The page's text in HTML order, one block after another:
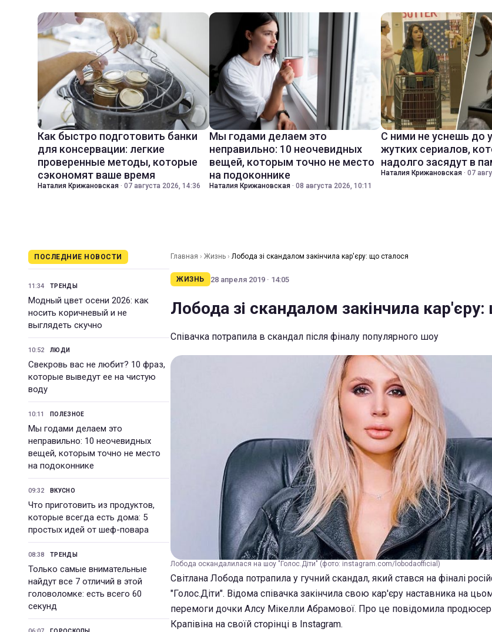
Как быстро подготовить банки
для консервации: легкие
проверенные методы, которые
сэкономят ваше время
Наталия Крижановская · 07 августа 2026, 14:36
Мы годами делаем это
неправильно: 10 неочевидных
вещей, которым точно не место
на подоконнике
Наталия Крижановская · 08 августа 2026, 10:11
С ними не уснешь до
жутких сериалов,
надолго засядут в
Наталия Крижановская · 07
ПОСЛЕДНИЕ НОВОСТИ
11:34 ТРЕНДЫ
Модный цвет осени 2026: как
носить коричневый и не
выглядеть скучно
10:52 ЛЮДИ
Свекровь вас не любит? 10 фраз,
которые выведут ее на чистую
воду
10:11 ПОЛЕЗНОЕ
Мы годами делаем это
неправильно: 10 неочевидных
вещей, которым точно не место
на подоконнике
09:32 ВКУСНО
Что приготовить из продуктов,
которые всегда есть дома: 5
простых идей от шеф-повара
08:38 ТРЕНДЫ
Только самые внимательные
найдут все 7 отличий в этой
головоломке: есть всего 60
секунд
Главная › Жизнь › Лобода зі скандалом закінчила кар'єру: що сталося
ЖИЗНЬ 28 апреля 2019 · 14:05
Лобода зі скандалом закінчила
Співачка потрапила в скандал після фіналу популярного шоу
Лобода оскандалилася на шоу "Голос.Діти" (фото: instagram.com/lobodaofficial)
Світлана Лобода потрапила у гучний скандал, який стався на фіналі
"Голос.Діти". Відома співачка закінчила свою кар'єру наставника на
перемоги дочки Алсу Мікелли Абрамової. Про це повідомила
Крапівіна на своїй сторінці в Instagram.